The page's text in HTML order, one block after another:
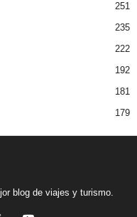
251
235
222
192
181
179
blog de viajes y turismo.